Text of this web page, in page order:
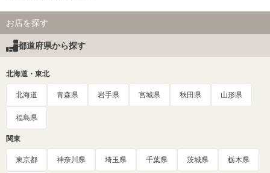
お店を探す
都道府県から探す
北海道・東北
北海道 青森県 岩手県 宮城県 秋田県 山形県
福島県
関東
東京都 神奈川県 埼玉県 千葉県 茨城県 栃木県